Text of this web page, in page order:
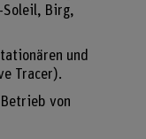
Soleil, Birg,
und
Tracer).
von